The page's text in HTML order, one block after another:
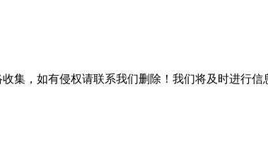
集，如有侵权请联系我们删除！我们将及时进行信